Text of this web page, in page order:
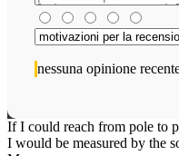
nessuna opinione
If I could reach from pole to
I would be measured by the